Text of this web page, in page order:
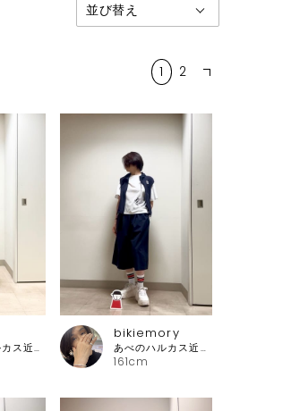
1 2
あべのハルカス近鉄本店 ピッコーネ
161cm
bikiemory
あべのハルカス近鉄本店 ピッコーネ